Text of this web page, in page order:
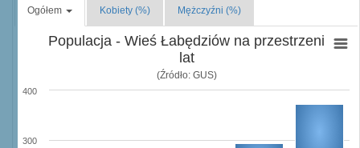
Ogółem Kobiety (%) Mężczyźni (%)
Populacja - Wieś Łabędziów na przestrzeni
lat
(Źródło: GUS)
300
400